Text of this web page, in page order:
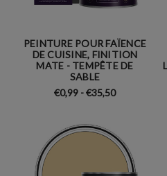
PEINTURE POUR FAÏENCE
DE CUISINE, FINITION
MATE - TEMPÊTE DE
SABLE
€0,99 - €35,50